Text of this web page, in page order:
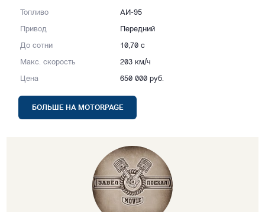
Макс. скорость 203 км/ч
Цена 650 000 руб.
БОЛЬШЕ НА MOTORPAGE
Завел и поехал
Автомобильный эксперт